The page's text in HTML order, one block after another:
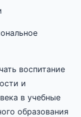
воспитание
и
в учебные
образования